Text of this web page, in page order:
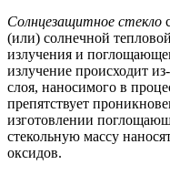
Солнцезащитное стекло
(или) солнечной
излучения и
излучение происходит
слоя, наносимого в
препятствует
изготовлении
стекольную массу
оксидов.